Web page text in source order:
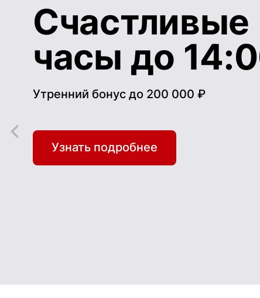
Счастливые
часы до
Утренний бонус до 200 000 ₽
Узнать подробнее